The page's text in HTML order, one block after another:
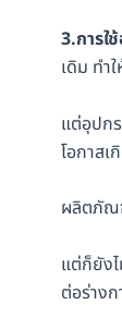
3.การใ
เดิม ทำ
แต่อุปก
โอกาสเ
ผลิตภัณ
แต่ก็ยัง
ต่อร่าง